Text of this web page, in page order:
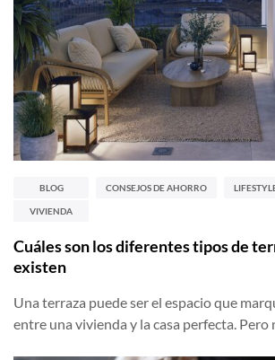
BLOG CONSEJOS DE AHORRO
VIVIENDA
Cuáles son los diferentes tipos de
existen
Una terraza puede ser el espacio que
entre una vivienda y la casa perfecta. Pero